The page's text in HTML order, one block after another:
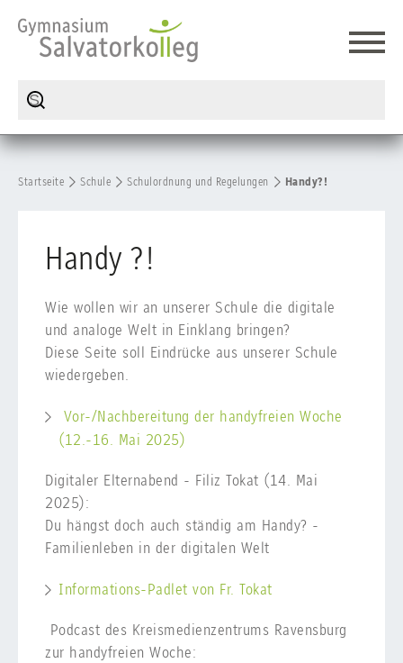
Startseite Schule Schulordnung und Regelungen Handy?!
Handy ?!
Wie wollen wir an unserer Schule die digitale
und analoge Welt in Einklang bringen?
Diese Seite soll Eindrücke aus unserer Schule
wiedergeben.
Vor-/Nachbereitung der handyfreien Woche
(12.-16. Mai 2025)
Digitaler Elternabend - Filiz Tokat (14. Mai
2025):
Du hängst doch auch ständig am Handy? -
Familienleben in der digitalen Welt
Informations-Padlet von Fr. Tokat
Podcast des Kreismedienzentrums Ravensburg
zur handyfreien Woche: